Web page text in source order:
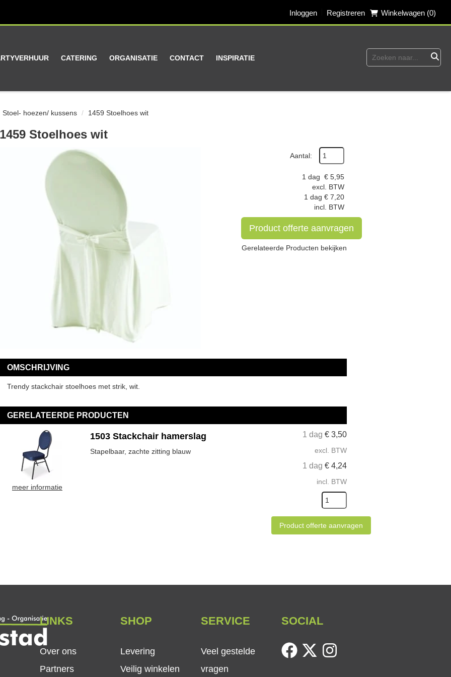
Inloggen Registreren Winkelwagen (0)
CATERING ORGANISATIE CONTACT INSPIRATIE
Stoel- hoezen/ kussens 1459 Stoelhoes wit
1459 Stoelhoes wit
Aantal:
1 dag € 5,95
excl. BTW
1 dag € 7,20
incl. BTW
Product offerte aanvragen
Gerelateerde Producten bekijken
OMSCHRIJVING
Trendy stackchair stoelhoes met strik, wit.
GERELATEERDE PRODUCTEN
meer informatie
1 dag € 3,50
excl. BTW
1 dag € 4,24
incl. BTW
Product offerte aanvragen
1503 Stackchair hamerslag
Stapelbaar, zachte zitting blauw
LINKS
Over ons
Partners
SHOP
Levering
Veilig winkelen
SERVICE
Veel gestelde
vragen
SOCIAL
facebooktwitter